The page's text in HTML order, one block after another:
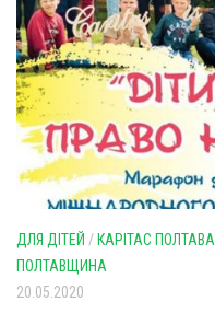
ДЛЯ ДІТЕЙ / КАРІТАС ПОЛТАВА
ПОЛТАВЩИНА
20.05.2020